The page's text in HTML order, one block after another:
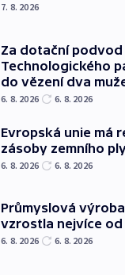
7. 8. 2026
Za dotační
Technologického
do vězení dva
6. 8. 2026 6. 8. 2026
Evropská unie má
zásoby zemního
6. 8. 2026 6. 8. 2026
Průmyslová
vzrostla nejvíce
6. 8. 2026 6. 8. 2026